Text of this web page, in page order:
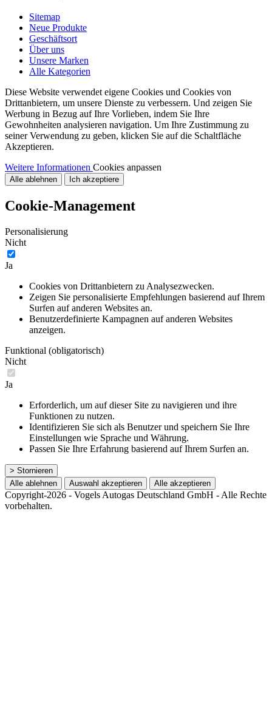
Sitemap
Neue Produkte
Geschäftsort
Über uns
Unsere Marken
Alle Kategorien
Diese Website verwendet eigene Cookies und Cookies von
Drittanbietern, um unsere Dienste zu verbessern. Und zeigen Sie
Werbung in Bezug auf Ihre Vorlieben, indem Sie Ihre
Gewohnheiten analysieren navigation. Um Ihre Zustimmung zu
seiner Verwendung zu geben, klicken Sie auf die Schaltfläche
Akzeptieren.
Weitere Informationen Cookies anpassen
Alle ablehnen Ich akzeptiere
Cookie-Management
Personalisierung
Nicht
Ja
Cookies von Drittanbietern zu Analysezwecken.
Zeigen Sie personalisierte Empfehlungen basierend auf Ihrem
Surfen auf anderen Websites an.
Benutzerdefinierte Kampagnen auf anderen Websites
anzeigen.
Funktional (obligatorisch)
Nicht
Ja
Erforderlich, um auf dieser Site zu navigieren und ihre
Funktionen zu nutzen.
Identifizieren Sie sich als Benutzer und speichern Sie Ihre
Einstellungen wie Sprache und Währung.
Passen Sie Ihre Erfahrung basierend auf Ihrem Surfen an.
> Stornieren
Alle ablehnen
Auswahl akzeptieren Alle akzeptieren
Copyright-2026 - Vogels Autogas Deutschland GmbH - Alle Rechte
vorbehalten.